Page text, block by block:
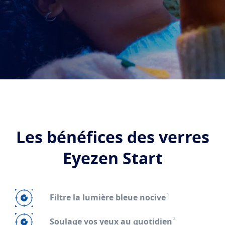
Verres solaires
Matériaux filtrants dans les verres du quoitidien
Optimiser
Tout savoir sur les verres
Voir tous nos articles
Les bénéfices des verres
Eyezen Start
Filtre la lumière bleue nocive 1
Soulage vos yeux au quotidien 2